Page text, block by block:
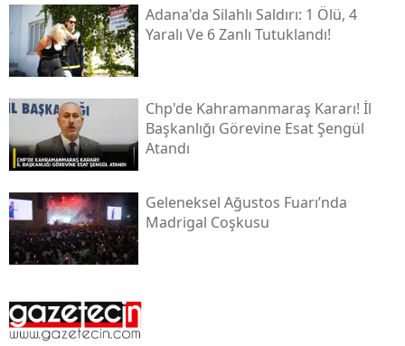
Adana'da Silahlı Saldırı: 1 Ölü, 4
Yaralı Ve 6 Zanlı Tutuklandı!
Chp'de Kahramanmaraş Kararı! İl
Başkanlığı Görevine Esat Şengül
Atandı
Geleneksel Ağustos Fuarı’nda
Madrigal Coşkusu